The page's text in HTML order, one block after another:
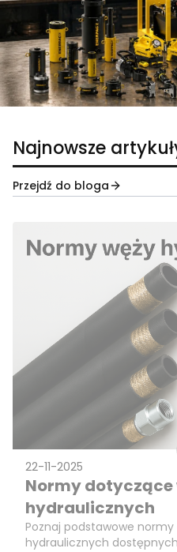
Najnowsze
Przejdź do bloga
22-11-2025
Normy dotyczące
hydraulicznych
Poznaj podstawowe
hydraulicznych